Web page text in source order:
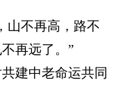
山不再高，路不
再远了。”
建中老命运共同